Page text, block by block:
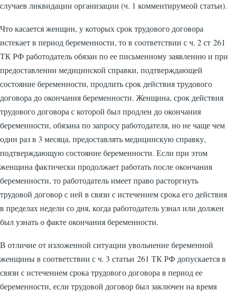
случаев ликвидации организации (ч. 1 комментирумеой статьи).
Что касается женщин, у которых срок трудового договора
истекает в период беременности, то в соответствии с ч. 2 ст 261
ТК РФ работодатель обязан по ее письменному заявлению и при
предоставлении медицинской справки, подтверждающей
состояние беременности, продлить срок действия трудового
договора до окончания беременности. Женщина, срок действия
трудового договора с которой был продлен до окончания
беременности, обязана по запросу работодателя, но не чаще чем
один раз в 3 месяца, предоставлять медицинскую справку,
подтверждающую состояние беременности. Если при этом
женщина фактически продолжает работать после окончания
беременности, то работодатель имеет право расторгнуть
трудовой договор с ней в связи с истечением срока его действия
в пределах недели со дня, когда работодатель узнал или должен
был узнать о факте окончания беременности.
В отличие от изложенной ситуации увольнение беременной
женщины в соответствии с ч. 3 статьи 261 ТК РФ допускается в
связи с истечением срока трудового договора в период ее
беременности, если трудовой договор был заключен на время